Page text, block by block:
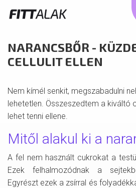
NARANCSBŐR -
CELLULIT ELLEN
Nem kímél senkit, megszabadulni
lehetetlen. Összeszedtem a kiváltó
lehet tenni ellene.
Mitől alakul ki a
A fel nem használt cukrokat a
Ezek felhalmozódnak a
Egyrészt ezek a zsírral és